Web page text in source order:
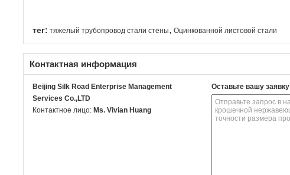
тег: тяжелый трубопровод стали стены, Оцинкованной листовой стали
Контактная информация
Beijing Silk Road Enterprise Management
Services Co.,LTD
Контактное лицо: Ms. Vivian Huang
Оставьте вашу заявку